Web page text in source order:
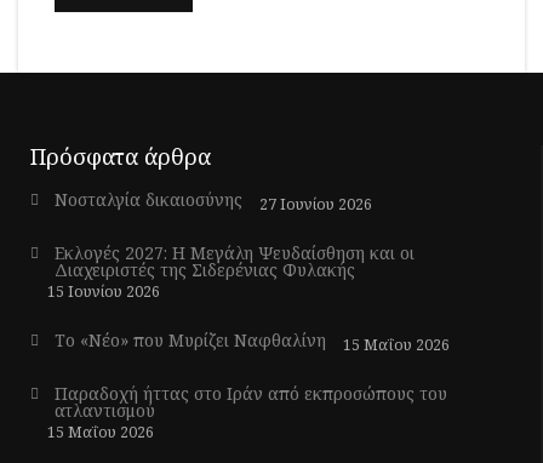
Πρόσφατα άρθρα
Νοσταλγία δικαιοσύνης 27 Ιουνίου 2026
Εκλογές 2027: Η Μεγάλη Ψευδαίσθηση και οι
Διαχειριστές της Σιδερένιας Φυλακής
15 Ιουνίου 2026
Το «Νέο» που Μυρίζει Ναφθαλίνη 15 Μαΐου 2026
Παραδοχή ήττας στο Ιράν από εκπροσώπους του
ατλαντισμού
15 Μαΐου 2026